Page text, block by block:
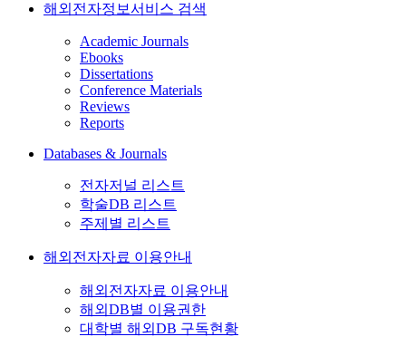
해외전자정보서비스 검색
Academic Journals
Ebooks
Dissertations
Conference Materials
Reviews
Reports
Databases & Journals
전자저널 리스트
학술DB 리스트
주제별 리스트
해외전자자료 이용안내
해외전자자료 이용안내
해외DB별 이용권한
대학별 해외DB 구독현황